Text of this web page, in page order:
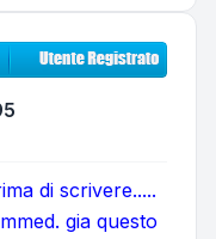
di scrivere.....
gia questo